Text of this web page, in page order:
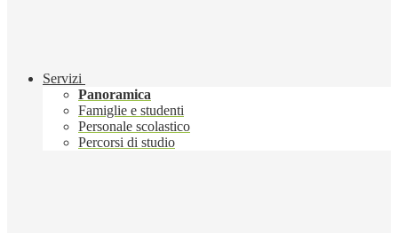
Servizi
Panoramica
Famiglie e studenti
Personale scolastico
Percorsi di studio